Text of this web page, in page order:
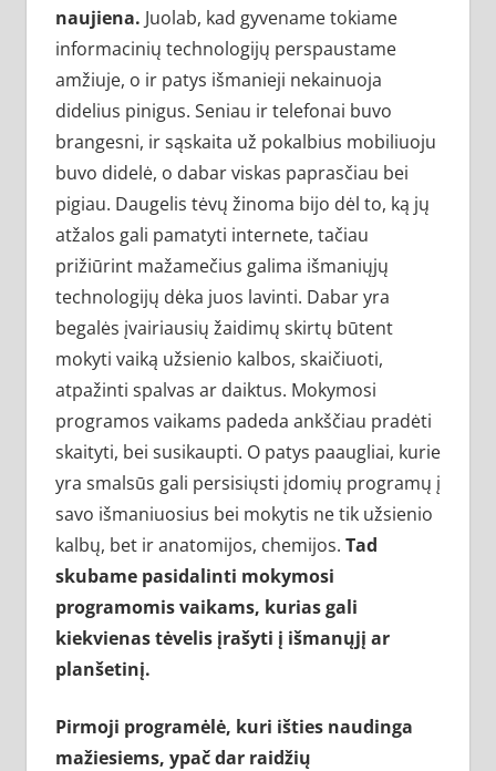
naujiena. Juolab, kad gyvename tokiame
informacinių technologijų perspaustame
amžiuje, o ir patys išmanieji nekainuoja
didelius pinigus. Seniau ir telefonai buvo
brangesni, ir sąskaita už pokalbius mobiliuoju
buvo didelė, o dabar viskas paprasčiau bei
pigiau. Daugelis tėvų žinoma bijo dėl to, ką jų
atžalos gali pamatyti internete, tačiau
prižiūrint mažamečius galima išmaniųjų
technologijų dėka juos lavinti. Dabar yra
begalės įvairiausių žaidimų skirtų būtent
mokyti vaiką užsienio kalbos, skaičiuoti,
atpažinti spalvas ar daiktus. Mokymosi
programos vaikams padeda ankščiau pradėti
skaityti, bei susikaupti. O patys paaugliai, kurie
yra smalsūs gali persisiųsti įdomių programų į
savo išmaniuosius bei mokytis ne tik užsienio
kalbų, bet ir anatomijos, chemijos. Tad
skubame pasidalinti mokymosi
programomis vaikams, kurias gali
kiekvienas tėvelis įrašyti į išmanųjį ar
planšetinį.
Pirmoji programėlė, kuri išties naudinga
mažiesiems, ypač dar raidžių